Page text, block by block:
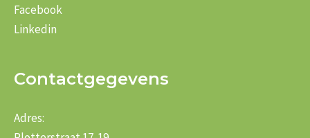
Facebook
Linkedin
Contactgegevens
Adres: